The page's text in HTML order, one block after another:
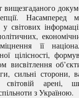
вищезгаданого
Насамперед
світових
її
цілісності,
висвітлення
сильні сторони,
арені,
з Україною.